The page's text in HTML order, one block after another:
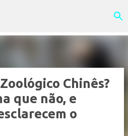
conteúdo principal
Chinês?
que não, e
o